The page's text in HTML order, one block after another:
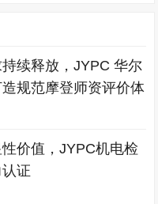
续释放，JYPC 华尔
规范摩登师资评价体
价值，JYPC机电检
证